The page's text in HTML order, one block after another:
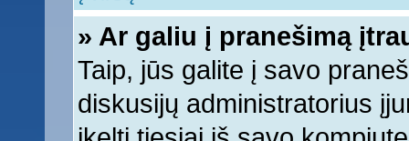
» Ar galiu į pranešimą
Taip, jūs galite į savo
diskusijų administratorius